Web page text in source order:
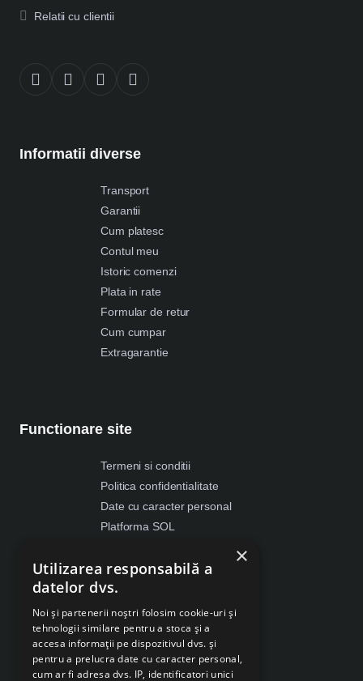
Relatii cu clientii
Informatii diverse
Transport
Garantii
Cum platesc
Contul meu
Istoric comenzi
Plata in rate
Formular de retur
Cum cumpar
Extragarantie
Functionare site
Termeni si conditii
Politica confidentialitate
Date cu caracter personal
Platforma SOL
Despre Cookies
Retragere din contract
×
Utilizarea responsabilă a
datelor dvs.
Noi și partenerii noștri folosim cookie-uri și
tehnologii similare pentru a stoca și a
accesa informații pe dispozitivul dvs. și
pentru a prelucra date cu caracter personal,
cum ar fi adresa dvs. IP, identificatori unici